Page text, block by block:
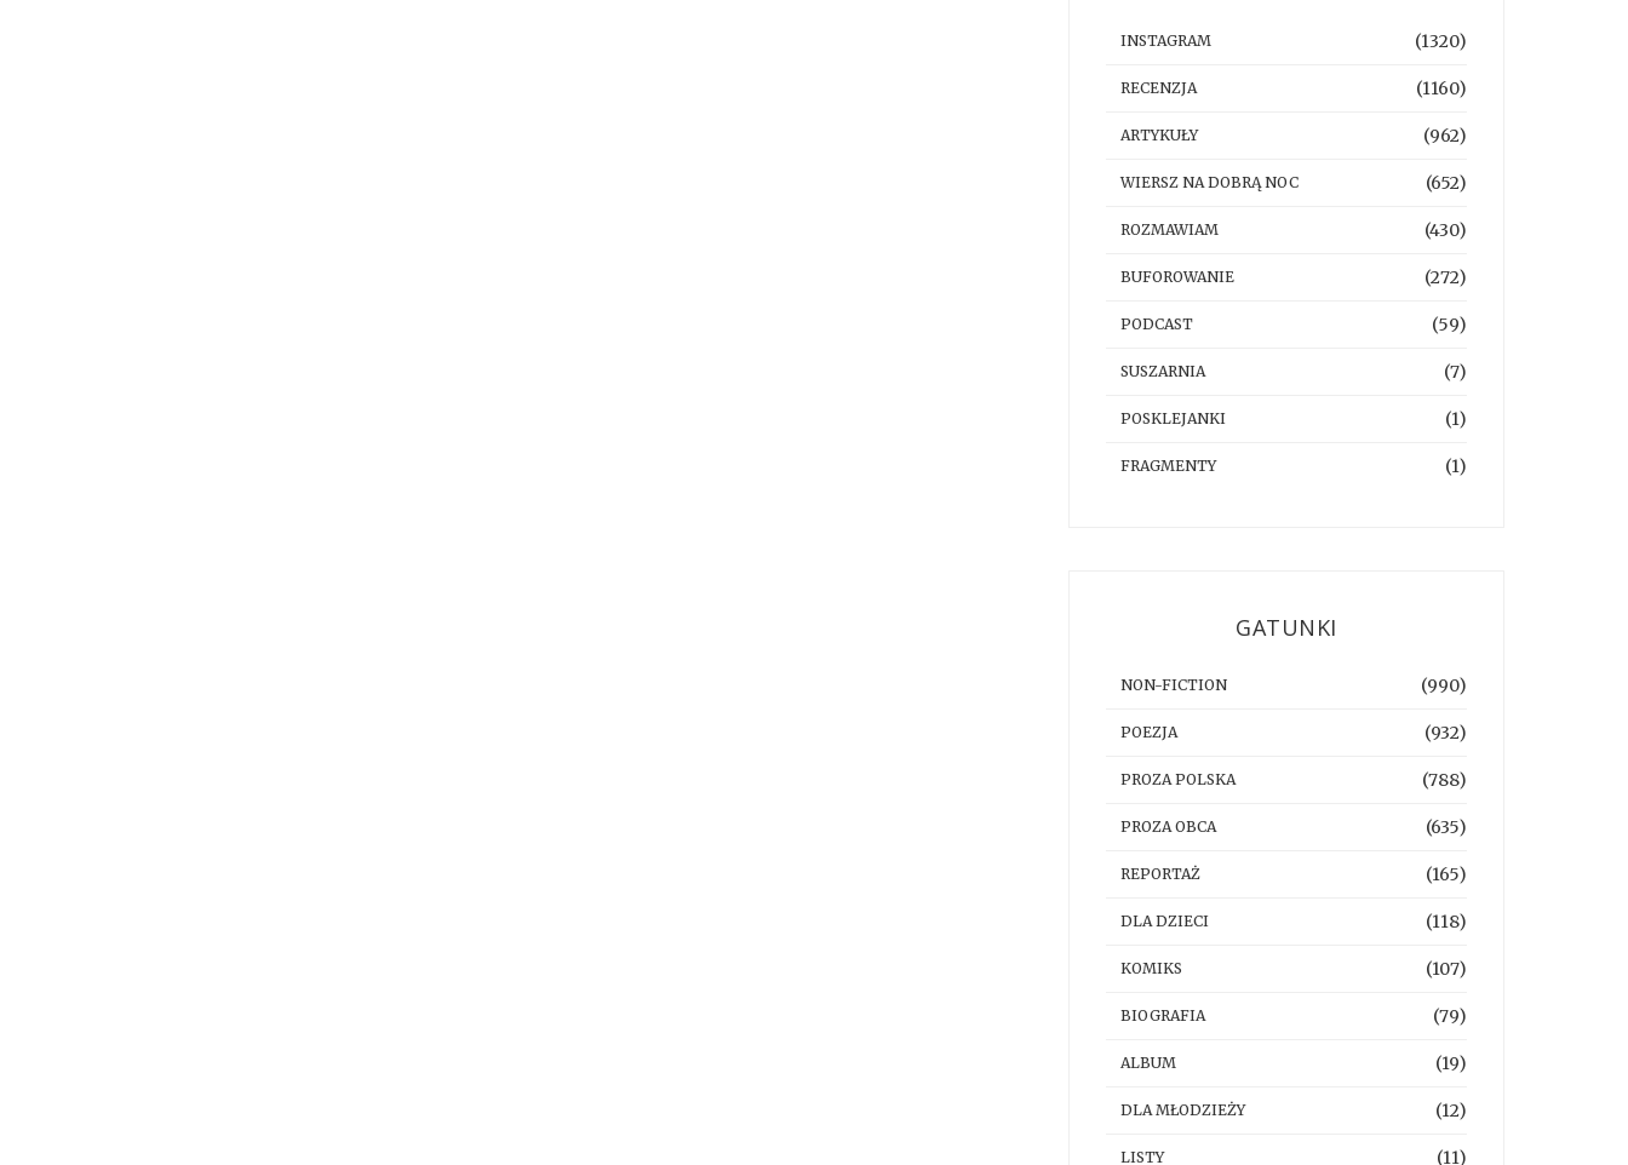
INSTAGRAM (1320)
RECENZJA (1160)
ARTYKUŁY (962)
WIERSZ NA DOBRĄ NOC (652)
ROZMAWIAM (430)
BUFOROWANIE (272)
PODCAST (59)
SUSZARNIA (7)
POSKLEJANKI (1)
FRAGMENTY (1)
GATUNKI
NON-FICTION (990)
POEZJA (932)
PROZA POLSKA (788)
PROZA OBCA (635)
REPORTAŻ (165)
DLA DZIECI (118)
KOMIKS (107)
BIOGRAFIA (79)
ALBUM (19)
DLA MŁODZIEŻY (12)
LISTY (11)